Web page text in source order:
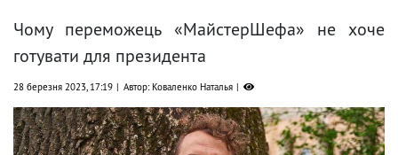
Чому переможець «МайстерШефа» не хоче
готувати для президента
28 березня 2023, 17:19 Автор: Коваленко Наталья